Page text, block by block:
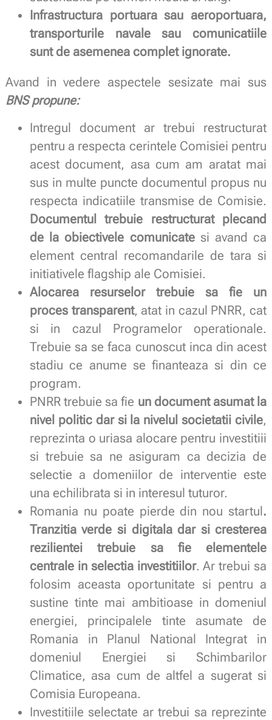
Infrastructura portuara sau aeroportuara,
transporturile navale sau comunicatiile
sunt de asemenea complet ignorate.
Avand in vedere aspectele sesizate mai sus
BNS propune:
Intregul document ar trebui restructurat
pentru a respecta cerintele Comisiei pentru
acest document, asa cum am aratat mai
sus in multe puncte documentul propus nu
respecta indicatiile transmise de Comisie.
Documentul trebuie restructurat plecand
de la obiectivele comunicatesi avand ca
element central recomandarile de tara si
initiativele flagship ale Comisiei.
Alocarea resurselor trebuie sa fie un
proces transparent, atat in cazul PNRR, cat
si in cazul Programelor operationale.
Trebuie sa se faca cunoscut inca din acest
stadiu ce anume se finanteaza si din ce
program.
PNRR trebuie sa fie un document asumat la
nivel politic dar si la nivelul societatii civile,
reprezinta o uriasa alocare pentru investitiii
si trebuie sa ne asiguram ca decizia de
selectie a domeniilor de interventie este
una echilibrata si in interesul tuturor.
Romania nu poate pierde din nou startul.
Tranzitia verde si digitala dar si cresterea
rezilientei trebuie sa fie elementele
centrale in selectia investitiilor. Ar trebui sa
folosim aceasta oportunitate si pentru a
sustine tinte mai ambitioase in domeniul
energiei, principalele tinte asumate de
Romania in Planul National Integrat in
domeniul Energiei si Schimbarilor
Climatice, asa cum de altfel a sugerat si
Comisia Europeana.
Investitiile selectate ar trebui sa reprezinte